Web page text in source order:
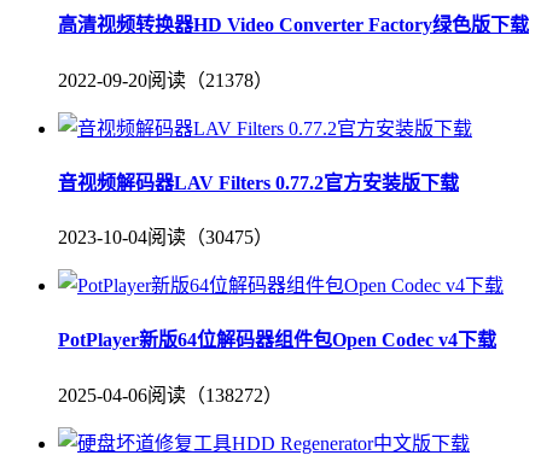
高清视频转换器HD Video Converter Factory绿色版下载
2022-09-20阅读（21378）
音视频解码器LAV Filters 0.77.2官方安装版下载
2023-10-04阅读（30475）
PotPlayer新版64位解码器组件包Open Codec v4下载
2025-04-06阅读（138272）